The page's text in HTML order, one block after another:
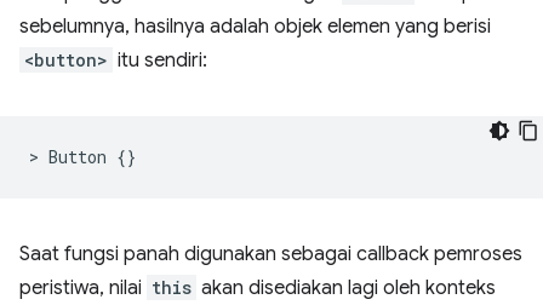
sebelumnya, hasilnya adalah objek elemen yang berisi
<button> itu sendiri:
> Button {}
Saat fungsi panah digunakan sebagai callback pemroses
peristiwa, nilai this akan disediakan lagi oleh konteks